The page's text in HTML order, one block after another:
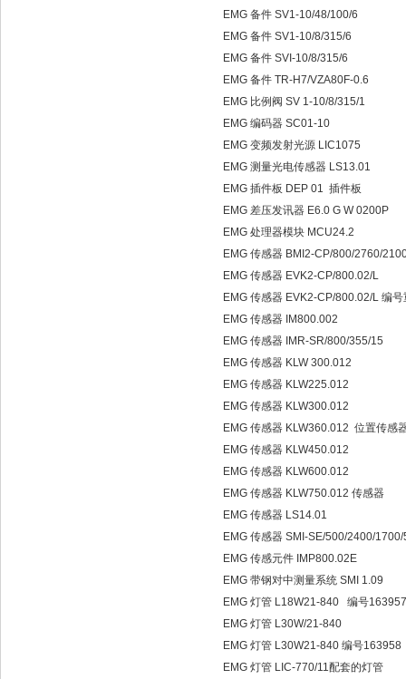
EMG 备件 SV1-10/48/100/6
EMG 备件 SV1-10/8/315/6
EMG 备件 SVI-10/8/315/6
EMG 备件 TR-H7/VZA80F-0.6
EMG 比例阀 SV 1-10/8/315/1
EMG 编码器 SC01-10
EMG 变频发射光源 LIC1075
EMG 测量光电传感器 LS13.01
EMG 插件板 DEP 01 插件板
EMG 差压发讯器 E6.0 G W 0200P
EMG 处理器模块 MCU24.2
EMG 传感器 BMI2-CP/800/2760/
EMG 传感器 EVK2-CP/800.02/L
EMG 传感器 EVK2-CP/800.02/L 编
EMG 传感器 IM800.002
EMG 传感器 IMR-SR/800/355/15
EMG 传感器 KLW 300.012
EMG 传感器 KLW225.012
EMG 传感器 KLW300.012
EMG 传感器 KLW360.012 位置传感
EMG 传感器 KLW450.012
EMG 传感器 KLW600.012
EMG 传感器 KLW750.012 传感器
EMG 传感器 LS14.01
EMG 传感器 SMI-SE/500/2400/
EMG 传感元件 IMP800.02E
EMG 带钢对中测量系统 SMI 1.09
EMG 灯管 L18W21-840 编号
EMG 灯管 L30W/21-840
EMG 灯管 L30W21-840 编号163958
EMG 灯管 LIC-770/11配套的灯管